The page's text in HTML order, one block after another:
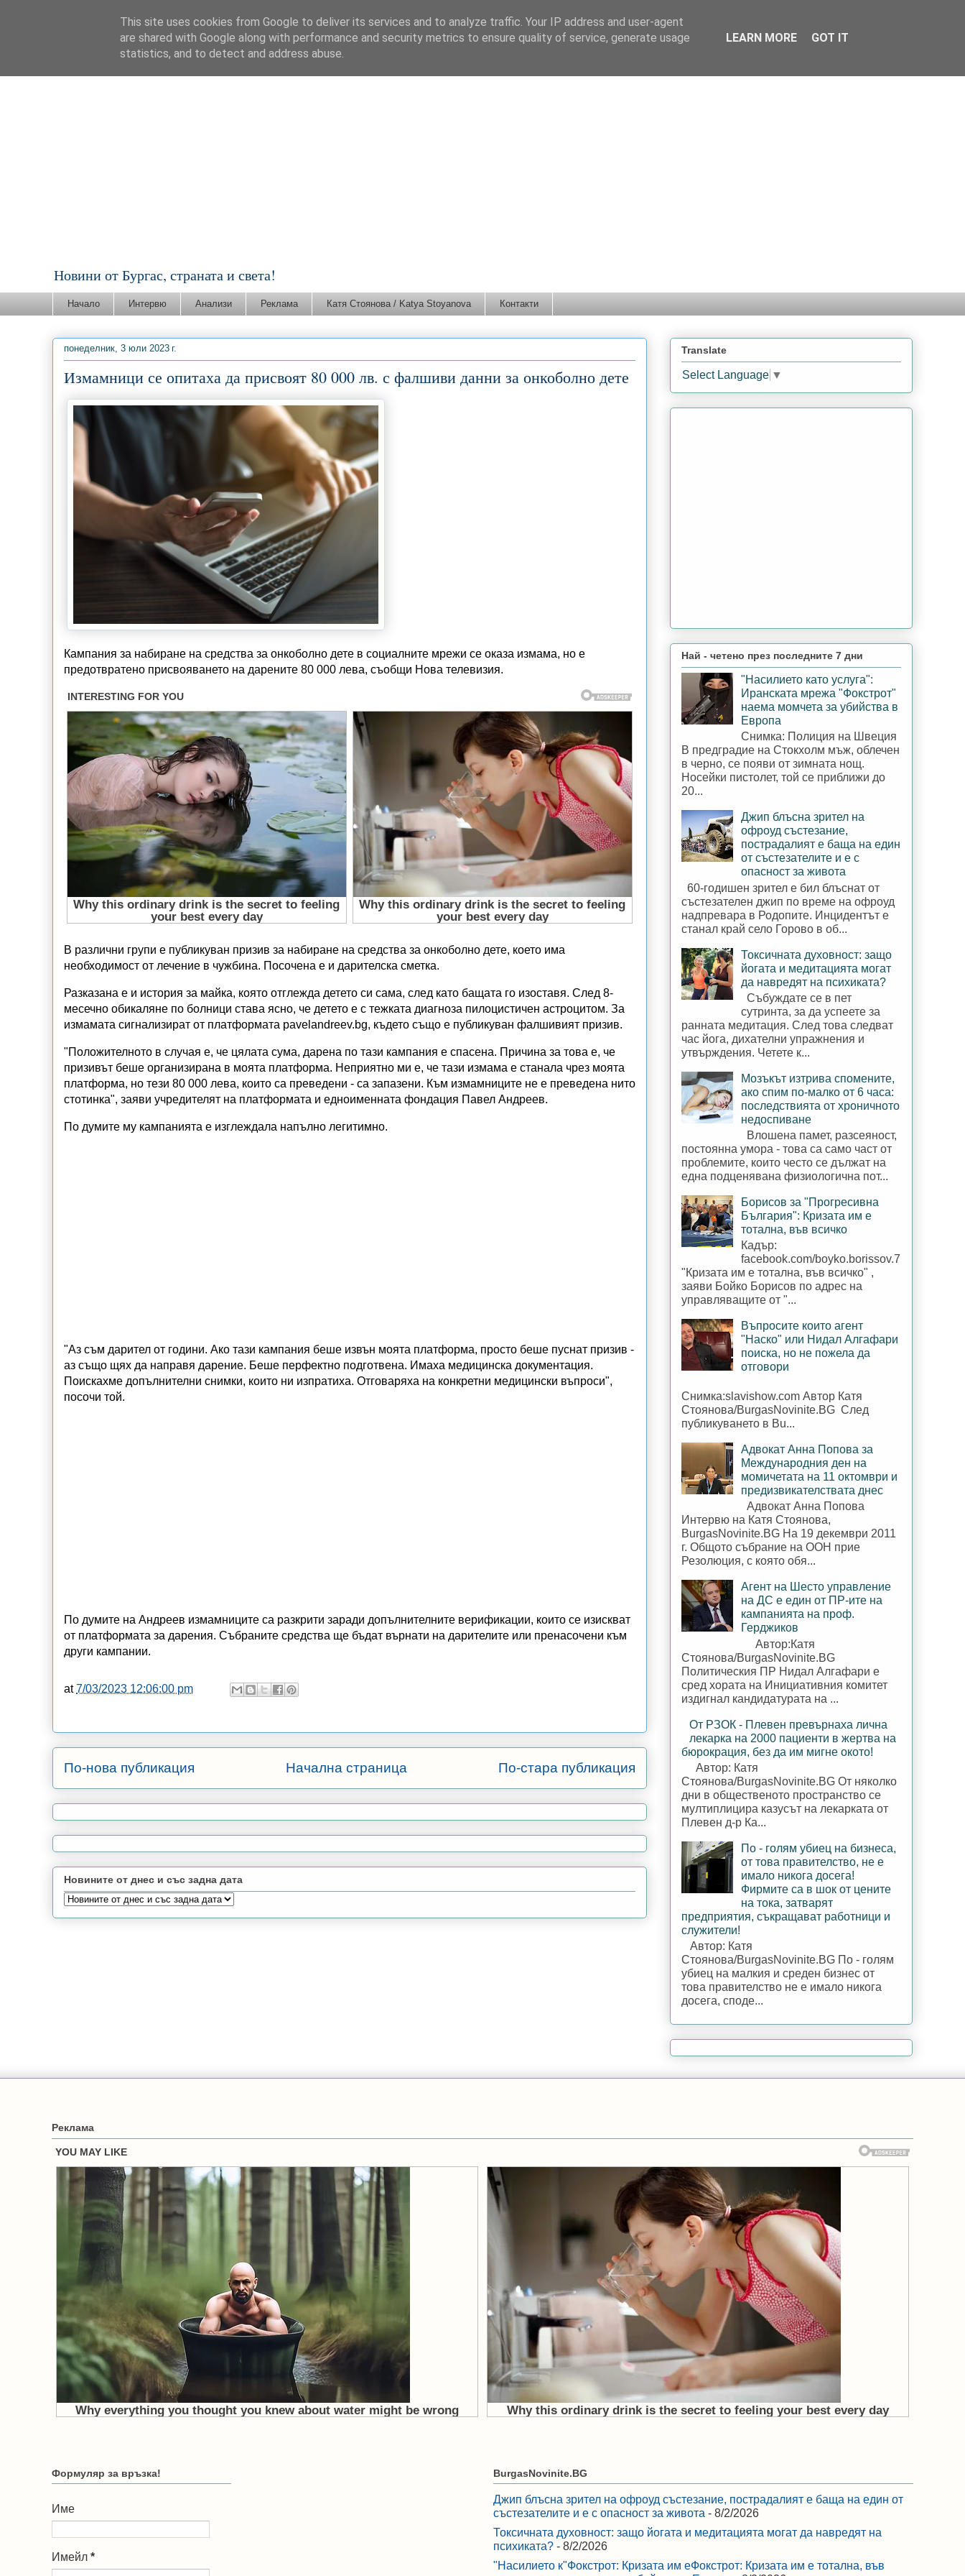
Новини от Бургас, страната и света!
Начало Интервю Анализи Реклама Катя Стоянова / Katya Stoyanova Контакти
понеделник, 3 юли 2023 г.
Измамници се опитаха да присвоят 80 000 лв. с фалшиви данни за онкоболно дете
Кампания за набиране на средства за онкоболно дете в социалните мрежи се оказа измама, но е
предотвратено присвояването на дарените 80 000 лева, съобщи Нова телевизия.
В различни групи е публикуван призив за набиране на средства за онкоболно дете, което има
необходимост от лечение в чужбина. Посочена е и дарителска сметка.
Разказана е и история за майка, която отглежда детето си сама, след като бащата го изоставя. След 8-
месечно обикаляне по болници става ясно, че детето е с тежката диагноза пилоцистичен астроцитом. За
измамата сигнализират от платформата pavelandreev.bg, където също е публикуван фалшивият призив.
"Положителното в случая е, че цялата сума, дарена по тази кампания е спасена. Причина за това е, че
призивът беше организирана в моята платформа. Неприятно ми е, че тази измама е станала чрез моята
платформа, но тези 80 000 лева, които са преведени - са запазени. Към измамниците не е преведена нито
стотинка", заяви учредителят на платформата и едноименната фондация Павел Андреев.
По думите му кампанията е изглеждала напълно легитимно.
"Аз съм дарител от години. Ако тази кампания беше извън моята платформа, просто беше пуснат призив -
аз също щях да направя дарение. Беше перфектно подготвена. Имаха медицинска документация.
Поискахме допълнителни снимки, които ни изпратиха. Отговаряха на конкретни медицински въпроси",
посочи той.
По думите на Андреев измамниците са разкрити заради допълнителните верификации, които се изискват
от платформата за дарения. Събраните средства ще бъдат върнати на дарителите или пренасочени към
други кампании.
at7/03/2023 12:06:00 pm
По-нова публикация По-стара публикация
Начална страница
Новините от днес и със задна дата
Translate
Select Language ▼
Най - четено през последните 7 дни
"Насилието като услуга":
Иранската мрежа "Фокстрот"
наема момчета за убийства в
Европа
Снимка: Полиция на Швеция
В предградие на Стокхолм мъж, облечен
в черно, се появи от зимната нощ.
Носейки пистолет, той се приближи до
20...
Джип блъсна зрител на
офроуд състезание,
пострадалият е баща на един
от състезателите и е с
опасност за живота
60-годишен зрител е бил блъснат от
състезателен джип по време на офроуд
надпревара в Родопите. Инцидентът е
станал край село Горово в об...
Токсичната духовност: защо
йогата и медитацията могат
да навредят на психиката?
Събуждате се в пет
сутринта, за да успеете за
ранната медитация. След това следват
час йога, дихателни упражнения и
утвърждения. Четете к...
Мозъкът изтрива спомените,
ако спим по-малко от 6 часа:
последствията от хроничното
недоспиване
Влошена памет, разсеяност,
постоянна умора - това са само част от
проблемите, които често се дължат на
една подценявана физиологична пот...
Борисов за "Прогресивна
България": Кризата им е
тотална, във всичко
Кадър:
facebook.com/boyko.borissov.7
"Кризата им е тотална, във всичко" ,
заяви Бойко Борисов по адрес на
управляващите от "...
Въпросите които агент
"Наско" или Нидал Алгафари
поиска, но не пожела да
отговори
Снимка:slavishow.com Автор Катя
Стоянова/BurgasNovinite.BG След
публикуването в Bu...
Адвокат Анна Попова за
Международния ден на
момичетата на 11 октомври и
предизвикателствата днес
Адвокат Анна Попова
Интервю на Катя Стоянова,
BurgasNovinite.BG На 19 декември 2011
г. Общото събрание на ООН прие
Резолюция, с която обя...
Агент на Шесто управление
на ДС е един от ПР-ите на
кампанията на проф.
Герджиков
Автор:Катя
Стоянова/BurgasNovinite.BG
Политическия ПР Нидал Алгафари е
сред хората на Инициативния комитет
издигнал кандидатурата на ...
От РЗОК - Плевен превърнаха лична
лекарка на 2000 пациенти в жертва на
бюрокрация, без да им мигне окото!
Автор: Катя
Стоянова/BurgasNovinite.BG От няколко
дни в общественото пространство се
мултиплицира казусът на лекарката от
Плевен д-р Ка...
По - голям убиец на бизнеса,
от това правителство, не е
имало никога досега!
Фирмите са в шок от цените
на тока, затварят
предприятия, съкращават работници и
служители!
Автор: Катя
Стоянова/BurgasNovinite.BG По - голям
убиец на малкия и среден бизнес от
това правителство не е имало никога
досега, споде...
Реклама
Формуляр за връзка!
Име
Имейл *
BurgasNovinite.BG
Джип блъсна зрител на офроуд състезание, пострадалият е баща на един от
състезателите и е с опасност за живота - 8/2/2026
Токсичната духовност: защо йогата и медитацията могат да навредят на
психиката? - 8/2/2026
"Насилието к"Фокстрот: Кризата им еФокстрот: Кризата им е тотална, във
This site uses cookies from Google to deliver its services and to analyze traffic. Your IP address and user-agent
are shared with Google along with performance and security metrics to ensure quality of service, generate usage
statistics, and to detect and address abuse.
LEARN MORE GOT IT